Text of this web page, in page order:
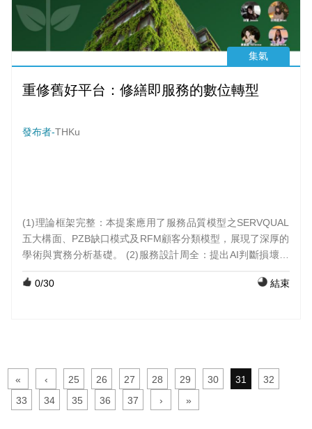
集氣
重修舊好平台：修繕即服務的數位轉型
發布者-THKu
(1)理論框架完整：本提案應用了服務品質模型之SERVQUAL
五大構面、PZB缺口模式及RFM顧客分類模型，展現了深厚的
學術與實務分析基礎。 (2)服務設計周全：提出AI判斷損壞程
資訊不對稱與品質不穩定的痛點。 (3)視覺化工具應用：透過
0/30 結束
« ‹ 25 26 27 28 29 30 31
32
33
34 35 36 37 › »